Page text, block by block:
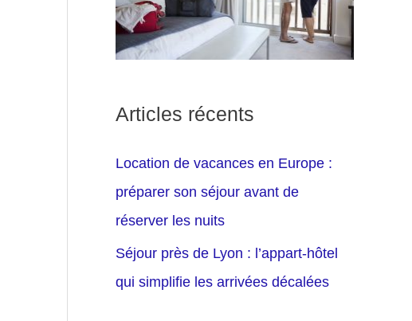
Articles récents
Location de vacances en Europe :
préparer son séjour avant de
réserver les nuits
Séjour près de Lyon : l’appart-hôtel
qui simplifie les arrivées décalées